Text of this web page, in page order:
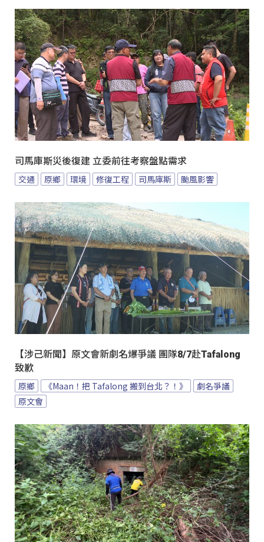
司馬庫斯災後復建 立委前往考察盤點需求
交通 原鄉 環境 修復工程 司馬庫斯 颱風影響
【涉己新聞】原文會新劇名爆爭議 團隊8/7赴Tafalong
致歉
原鄉 《Maan！把 Tafalong 搬到台北？！》
劇名爭議
原文會